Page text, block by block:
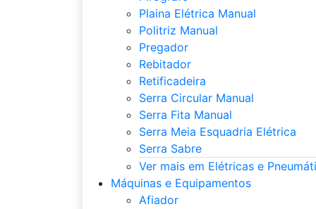
Plaina Elétrica Manual
Politriz Manual
Pregador
Rebitador
Retificadeira
Serra Circular Manual
Serra Fita Manual
Serra Meia Esquadria Elétrica
Serra Sabre
Ver mais em Elétricas e
Máquinas e Equipamentos
Afiador